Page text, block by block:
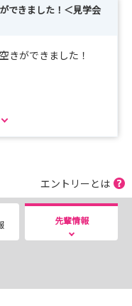
できました！＜見学会
きができました！
までの道のり『Ｍ
ご案内します✨
STEP ０：就職ガイ
エントリーとは
先輩情報